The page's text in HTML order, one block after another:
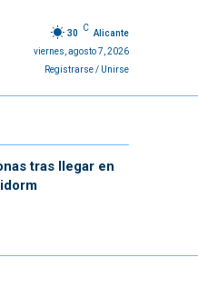
30
C
Alicante
viernes, agosto 7, 2026
Registrarse / Unirse
tras llegar en